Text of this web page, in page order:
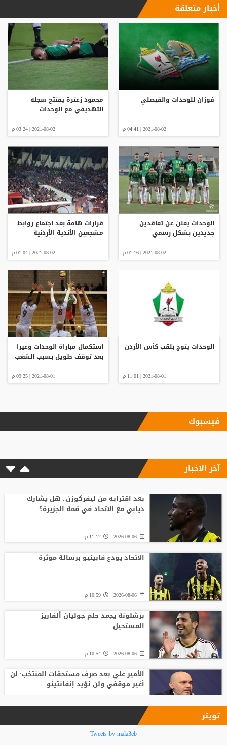
أخبار متعلقة
فوزان للوحدات والفيصلي
2021-08-02 | 04:41 م
محمود زعترة يفتتح سجله
التهديفي مع الوحدات
2021-08-02 | 03:24 م
الوحدات يعلن عن تعاقدين
جديدين بشكل رسمي
2021-08-02 | 01:16 م
قرارات هامة بعد اجتماع روابط
مشجعين الأندية الأردنية
2021-08-02 | 01:04 م
الوحدات يتوج بلقب كأس الأردن
2021-08-01 | 11:01 م
استكمال مباراة الوحدات وعيرا
بعد توقف طويل بسبب الشغب
2021-08-01 | 09:25 م
فيسبوك
آخر الاخبار
بعد اقترابه من ليفركوزن.. هل يشارك
ديابي مع الاتحاد في قمة الجزيرة؟
2026-08-06 11:12 م
الاتحاد يودع فابينيو برسالة مؤثرة
2026-08-06 10:59 م
برشلونة يجمد حلم جوليان ألفاريز
المستحيل
2026-08-06 10:54 م
الأمير علي بعد صرف مستحقات المنتخب: لن
أغير موقفي ولن نؤيد إنفانتينو
فينيسيوس جونيور يمدد عقده مع ريال
تويتر
Tweets by mala3eb